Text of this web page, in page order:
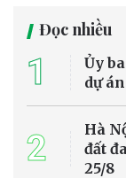
Đọc nhiều
1
Ủy
dự
2
Hà
đất
25/8